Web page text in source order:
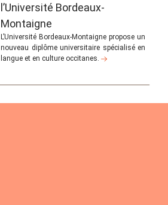
l’Université Bordeaux-
Montaigne
L’Université Bordeaux-Montaigne propose un
nouveau diplôme universitaire spécialisé en
langue et en culture occitanes.